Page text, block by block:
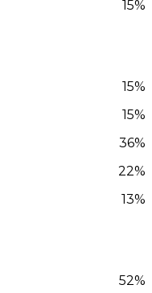
15%
15%
15%
36%
22%
13%
52%